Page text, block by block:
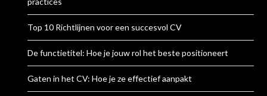
Top 10 Richtlijnen voor een succesvol CV
De functietitel: Hoe je jouw rol het beste positioneert
Gaten in het CV: Hoe je ze effectief aanpakt